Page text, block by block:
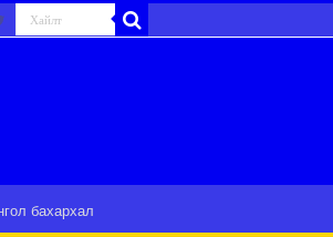
бахархал